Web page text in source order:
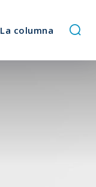
La columna